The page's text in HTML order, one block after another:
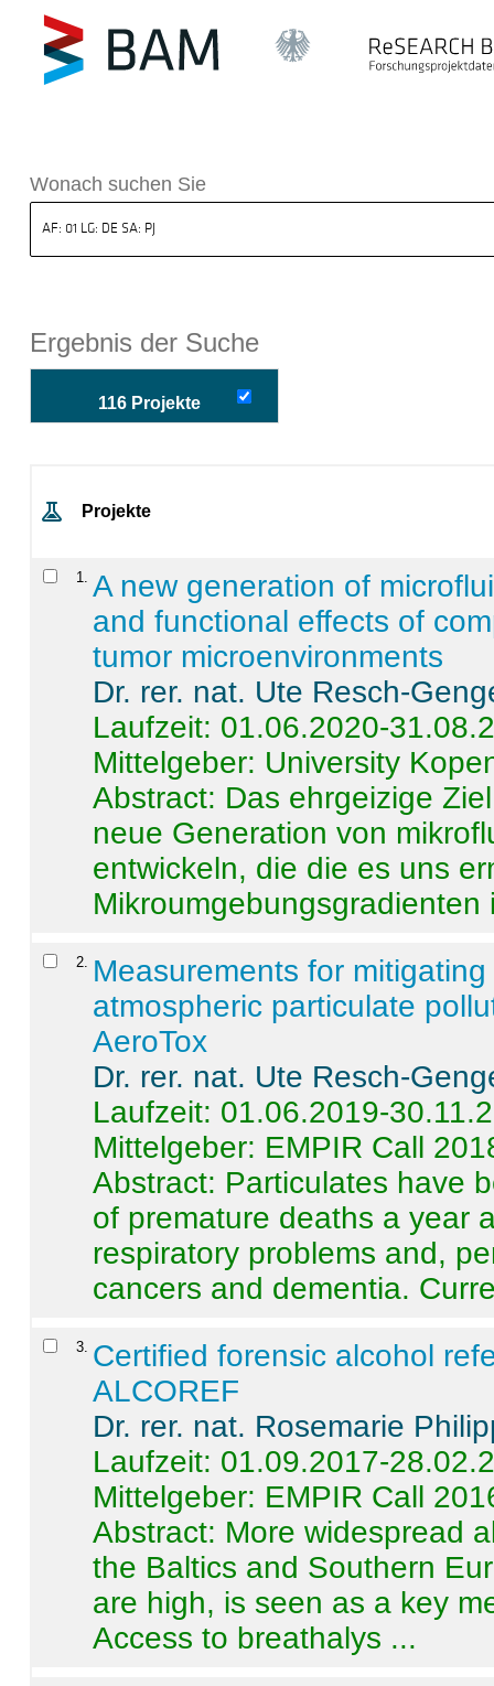
BAM
Wonach suchen Sie
Ergebnis der Suche
116 Projekte
Projekte
1
A new generation of
and functional effects of
tumor microenvironments
Dr. rer. nat. Ute Resch-
Laufzeit: 01.06.2020-
Mittelgeber: University
Abstract: Das ehrgeizige
neue Generation von
entwickeln, die die es uns
Mikroumgebungsgradienten
2
Measurements for
atmospheric particulate
AeroTox
Dr. rer. nat. Ute Resch-
Laufzeit: 01.06.2019-
Mittelgeber: EMPIR Call
Abstract: Particulates have
of premature deaths a year
respiratory problems and,
cancers and dementia.
3 Certified forensic alcohol
ALCOREF
Dr. rer. nat. Rosemarie
Laufzeit: 01.09.2017-
Mittelgeber: EMPIR Call
Abstract: More widespread
the Baltics and Southern
are high, is seen as a key
Access to breathalys ...